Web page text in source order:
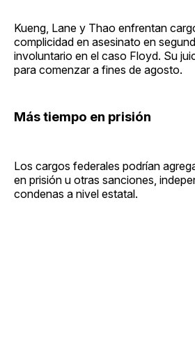
Kueng, Lane y Thao enfrentan
complicidad en asesinato en
involuntario en el caso Floyd. Su
para comenzar a fines de agosto.
Más tiempo en prisión
Los cargos federales podrían
en prisión u otras sanciones,
condenas a nivel estatal.